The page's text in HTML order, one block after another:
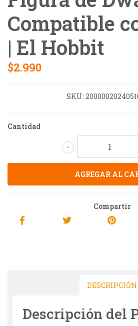
Compatible
| El Hobbit
$2.990
SKU:
Cantidad
-
Compartir
DESCRIPCIÓN
Descripción del